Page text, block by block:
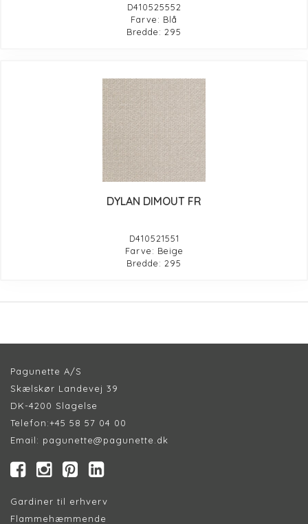
D410525552
Farve: Blå
Bredde: 295
DYLAN DIMOUT FR
D410521551
Farve: Beige
Bredde: 295
Pagunette A/S
Skælskør Landevej 39
DK-4200 Slagelse
Telefon:+45 58 57 04 00
Email: pagunette@pagunette.dk
Gardiner til erhverv
Flammehæmmende